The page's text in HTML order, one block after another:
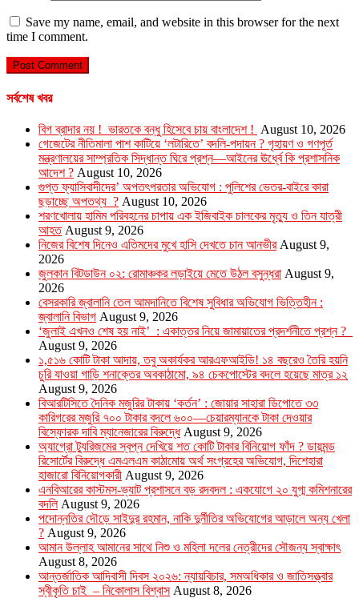
Save my name, email, and website in this browser for the next
time I comment.
সর্বশেষ খবর
বিগ ব্রাদার নয় ! ভারতকে বন্ধু হিসেবে চায় বাংলাদেশ ! August 10, 2026
গেজেটের নীতিমালা পাশ কাটিয়ে ‘লটারিতে’ বদলি-পদায়ন ? গৃহায়ণ ও গণপূর্ত
মন্ত্রণালয়ের সাম্প্রতিক সিদ্ধান্ত ঘিরে প্রশ্ন—আইনের ঊর্ধ্বে কি প্রশাসনিক
আদেশ ? August 10, 2026
গুপ্ত ফ্যাসিবাদীদের’ অপতৎপরতার অভিযোগ : পুলিশের ভেতর-বাইরে কারা
ছড়াচ্ছে অপতথ্য ? August 10, 2026
শরণখোলায় হামিম পরিবহনের চাপায় এক ইজিবাইক চালকের মৃত্যু ও তিন যাত্রী
আহত August 9, 2026
নিজের বিশেষ দিনেও এতিমদের মুখে হাসি দেখতে চান আনভীর August 9,
2026
জুলকান বিটডাউন ০২: রোমাঞ্চকর লড়াইয়ে মেতে উঠল বসুন্ধরা August 9,
2026
বেসরকারি জ্বালানি তেল আমদানিতে বিশেষ সুবিধার অভিযোগ ভিত্তিহীন :
জ্বালানি বিভাগ August 9, 2026
‘জুলাই এখনও শেষ হয় নাই’ : একাত্তর নিয়ে জামায়াতের প্রদর্শনীতে প্রশ্ন ?
August 9, 2026
১,৫১৬ কোটি টাকা আদায়, তবু অকার্যকর আরএফআইডি! ১৪ বছরেও তৈরি হয়নি
চুরি যাওয়া গাড়ি শনাক্তের অবকাঠামো, ৯৪ চেকপোস্টের বদলে হয়েছে মাত্র ১২
August 9, 2026
বিআরটিসিতে দৈনিক মজুরির টাকায় ‘কর্তন’ : জোয়ার সাহারা ডিপোতে ৩৩
কারিগরের মজুরি ৭০০ টাকার বদলে ৬০০—চেয়ারম্যানকে টাকা দেওয়ার
বিস্ফোরক দাবি ম্যানেজারের বিরুদ্ধে August 9, 2026
অ্যাগ্রো ট্যুরিজমের স্বপ্ন দেখিয়ে শত কোটি টাকার বিনিয়োগ ফাঁদ ? ডায়মন্ড
রিসোর্টের বিরুদ্ধে এমএলএম কাঠামোয় অর্থ সংগ্রহের অভিযোগ, দিশেহারা
হাজারো বিনিয়োগকারী August 9, 2026
এনবিআরের কাস্টমস-ভ্যাট প্রশাসনে বড় রদবদল : একযোগে ২০ যুগ্ম কমিশনারের
বদলি August 9, 2026
পদোন্নতির দৌড়ে সাইদুর রহমান, নাকি দুর্নীতির অভিযোগের আড়ালে অন্য খেলা
? August 9, 2026
আমান উল্লাহ আমানের সাথে নিশু ও মহিলা দলের নেত্রীদের সৌজন্য স্বাক্ষাৎ
August 8, 2026
আন্তর্জাতিক আদিবাসী দিবস ২০২৬: ন্যায়বিচার, সমঅধিকার ও জাতিসত্ত্বার
স্বীকৃতি চাই – নিকোলাস বিশ্বাস August 8, 2026